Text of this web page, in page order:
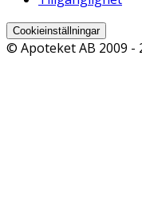
Cookieinställningar
© Apoteket AB 2009 -